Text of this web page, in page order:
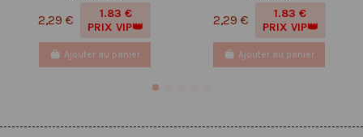
2,29 €
1.83 €
PRIX VIP👑
Ajouter au panier
2,29 €
1.83 €
PRIX VIP👑
Ajouter au panier